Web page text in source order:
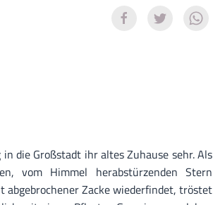
die Großstadt ihr altes Zuhause sehr. Als
vom Himmel herabstürzenden Stern
Zacke wiederfindet, tröstet